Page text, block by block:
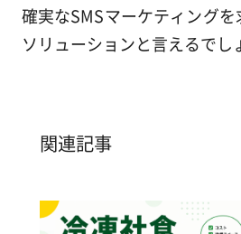
確実なSMSマーケティング
ソリューションと言えるでし
関連記事